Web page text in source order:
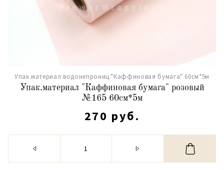
Упак.материал водонепрониц."Каффиновая бумага" 60см*5м
Упак.материал "Каффиновая бумага" розовый
№165 60см*5м
270 руб.